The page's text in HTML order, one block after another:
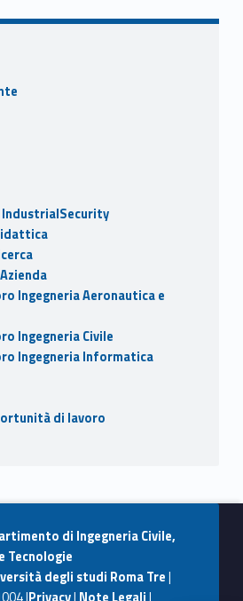
di
di
Ingegneria Aeronautica e
Ingegneria Civile
Ingegneria Informatica
di lavoro
di Ingegneria Civile,
Tecnologie
degli studi Roma Tre|